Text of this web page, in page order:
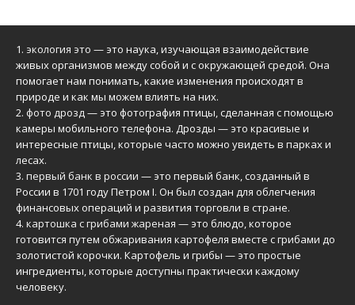
1. экология это — это наука, изучающая взаимодействие
живых организмов между собой и с окружающей средой. Она
помогает нам понимать, какие изменения происходят в
природе и как мы можем влиять на них.
2. фото дрозд— это фотография птицы, сделанная с помощью
камеры мобильного телефона. Дрозды — это красивые и
интересные птицы, которые часто можно увидеть в парках и
лесах.
3. первый банк в россии — это первый банк, созданный в
России в 1701 году Петром I. Он был создан для облегчения
финансовых операций и развития торговли в стране.
4. картошка с грибами жареная — это блюдо, которое
готовится путем обжаривания картофеля вместе с грибами до
золотистой корочки. Картофель и грибы — это простые
ингредиенты, которые доступны практически каждому
человеку.